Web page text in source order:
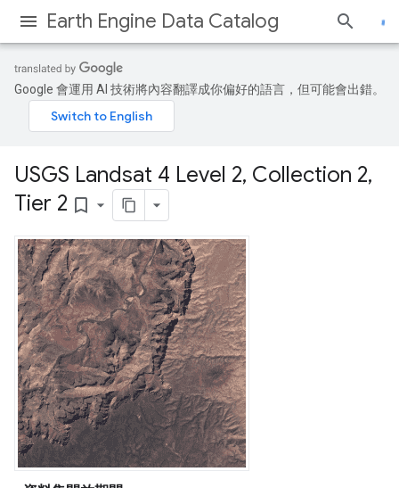
Earth Engine Data Catalog
Google 會運用 AI 技術將內容翻譯成你偏好的語言，但可能會出錯。
USGS Landsat 4 Level 2, Collection 2,
Tier 2 bookmark_border